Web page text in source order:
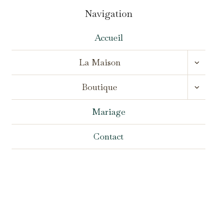
Navigation
Accueil
La Maison
MENU
Boutique
MENU
Mariage
Contact